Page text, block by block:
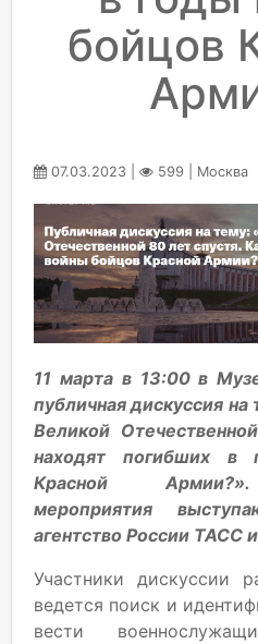
бойцов
07.03.2023 | 599 | Москва
11 марта в 13:00 в
публичная дискуссия
Великой
находят погибших в
Красной Армии?».
мероприятия
агентство России ТАСС
Участники дискуссии
ведется поиск и
вести